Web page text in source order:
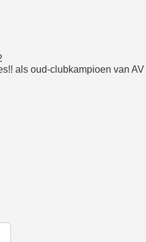
als oud-clubkampioen van